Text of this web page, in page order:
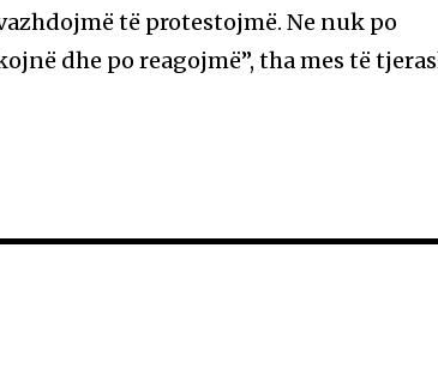
të protestojmë. Ne nuk po
dhe po reagojmë”, tha mes të